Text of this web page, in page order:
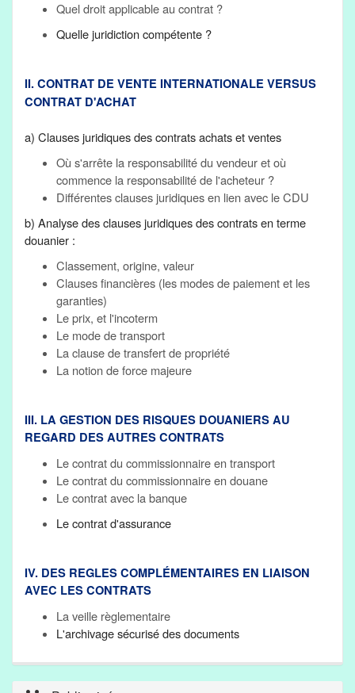
Quel droit applicable au contrat ?
Quelle juridiction compétente ?
II. CONTRAT DE VENTE INTERNATIONALE VERSUS
CONTRAT D'ACHAT
a) Clauses juridiques des contrats achats et ventes
Où s'arrête la responsabilité du vendeur et où
commence la responsabilité de l'acheteur ?
Différentes clauses juridiques en lien avec le CDU
b) Analyse des clauses juridiques des contrats en terme
douanier :
Classement, origine, valeur
Clauses financières (les modes de paiement et les
garanties)
Le prix, et l'incoterm
Le mode de transport
La clause de transfert de propriété
La notion de force majeure
III. LA GESTION DES RISQUES DOUANIERS AU
REGARD DES AUTRES CONTRATS
Le contrat du commissionnaire en transport
Le contrat du commissionnaire en douane
Le contrat avec la banque
Le contrat d'assurance
IV. DES REGLES COMPLÉMENTAIRES EN LIAISON
AVEC LES CONTRATS
La veille règlementaire
L'archivage sécurisé des documents